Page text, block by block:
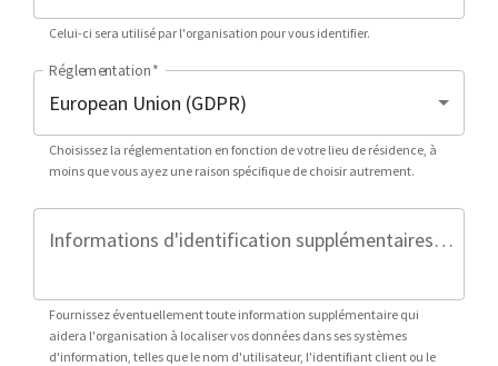
Celui-ci sera utilisé par l'organisation pour vous identifier.
Réglementation*
Choisissez la réglementation en fonction de votre lieu de résidence, à
moins que vous ayez une raison spécifique de choisir autrement.
Informations d'identification supplémentaires (facultatif)
Fournissez éventuellement toute information supplémentaire qui
aidera l'organisation à localiser vos données dans ses systèmes
d'information, telles que le nom d'utilisateur, l'identifiant client ou le